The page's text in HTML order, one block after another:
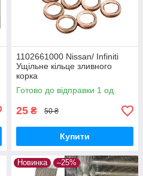
1102661000 Nissan/ Infiniti
Ущільне кільце зливного
корка
Готово до відправки 1 од.
25 ₴ 50 ₴
Купити
Новинка –25%